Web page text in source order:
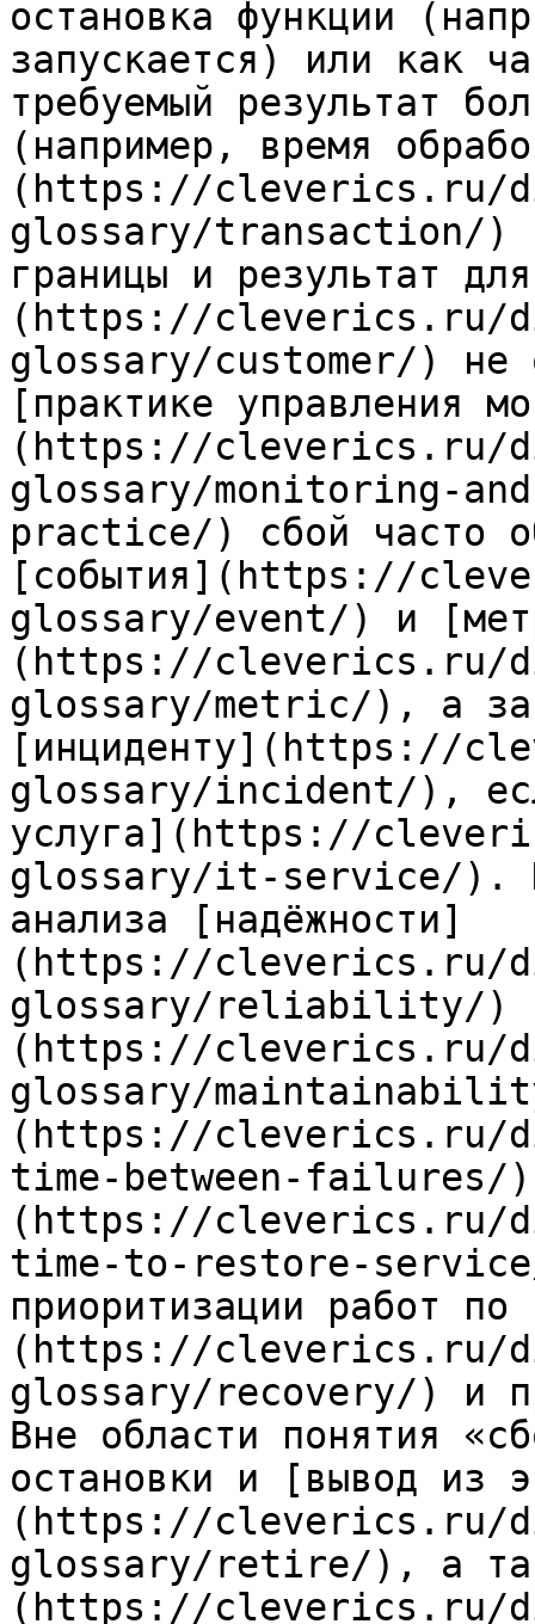
остановка функции
запускается) или как
требуемый результат
(например, время
(https://cleverics.ru/
glossary/transaction/)
границы и результат
(https://cleverics.ru/
glossary/customer/) не
[практике управления
(https://cleverics.ru/
glossary/monitoring-
practice/) сбой часто
[события](https://
glossary/event/) и
(https://cleverics.ru/
glossary/metric/), а
[инциденту](https://
glossary/incident/),
услуга](https://
glossary/it-service/).
анализа [надёжности]
(https://cleverics.ru/
glossary/reliability/) и
(https://cleverics.ru/
glossary/
(https://cleverics.ru/
time-between-failures/)
(https://cleverics.ru/
time-to-restore-
приоритизации работ
(https://cleverics.ru/
glossary/recovery/) и
Вне области понятия
остановки и [вывод из
(https://cleverics.ru/
glossary/retire/), а
(https://cleverics.ru/